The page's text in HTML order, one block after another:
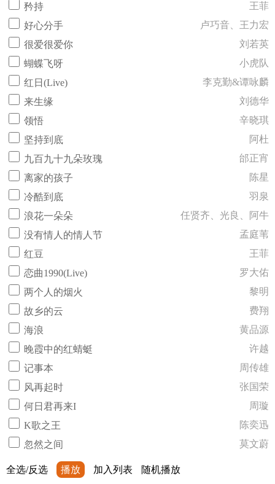
矜持
王菲
好心分手
卢巧音、王力宏
很爱很爱你
刘若英
蝴蝶飞呀
小虎队
红日(Live)
李克勤&谭咏麟
来生缘
刘德华
领悟
辛晓琪
坚持到底
阿杜
九百九十九朵玫瑰
邰正宵
离家的孩子
陈星
冷酷到底
羽泉
浪花一朵朵
任贤齐、光良、阿牛
没有情人的情人节
孟庭苇
红豆
王菲
恋曲1990(Live)
罗大佑
两个人的烟火
黎明
故乡的云
费翔
海浪
黄品源
晚霞中的红蜻蜓
许越
记事本
周传雄
风再起时
张国荣
何日君再来I
周璇
K歌之王
陈奕迅
忽然之间
莫文蔚
全选/反选 播放 加入列表 随机播放